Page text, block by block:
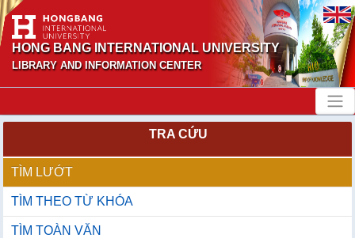
HONG BANG INTERNATIONAL UNIVERSITY
LIBRARY AND INFORMATION CENTER
TRA CỨU
TÌM LƯỚT
TÌM THEO TỪ KHÓA
TÌM TOÀN VĂN